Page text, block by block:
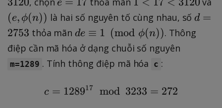
p
m
o
d
{
q
\
p
m
o
p
q
\
p
m
o
{
q
)
=
(
6
1
\
ti
m
e
s
3
(
n
=
7
e
<
1
7
<
3
2
(e, ϕ(n)) là hai số nguyên tố cùng nhau, sốd
=
2
d =
2753 thỏa mãnd
e
\
e
ui
de ≡ 1 (mod ϕ(n)). Thông
điệp cần mã hóa ở dạng chuỗi số nguyên
m=1289 . Tính thông điệp mã hóa c :
c = 1289^{17}\ \
c = 128917 mod 3233 = 272